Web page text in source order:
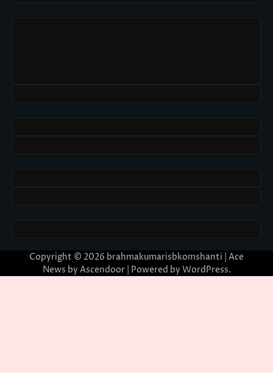
Copyright © 2026 brahmakumarisbkomshanti | Ace
News by Ascendoor| Powered by WordPress.